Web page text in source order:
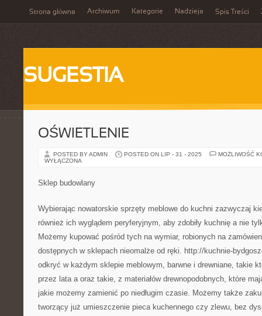
Strona główna Archiwum Kategorie Nadzieja Spis Treści
SUGESTIA
OŚWIETLENIE
POSTED BY ADMIN POSTED ON LIP - 31 - 2025
MOŻLIWOŚĆ
WYŁĄCZONA
Sklep budowlany
Wybierając nowatorskie sprzęty meblowe do kuchni zazwyczaj
również ich wyglądem peryferyjnym, aby zdobiły kuchnię a nie
Możemy kupować pośród tych na wymiar, robionych na
dostępnych w sklepach nieomalże od ręki. http://kuchnie-
odkryć w każdym sklepie meblowym, barwne i drewniane, takie
przez lata a oraz takie, z materiałów drewnopodobnych, które
jakie możemy zamienić po niedługim czasie. Możemy także
tworzący już umieszczenie pieca kuchennego czy zlewu, bez